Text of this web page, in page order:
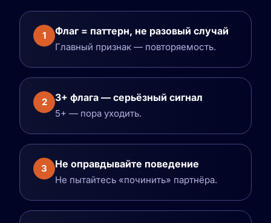
1 Флаг = паттерн, не разовый случай
Главный признак — повторяемость.
2 3+ флага — серьёзный сигнал
5+ — пора уходить.
3 Не оправдывайте поведение
Не пытайтесь «починить» партнёра.